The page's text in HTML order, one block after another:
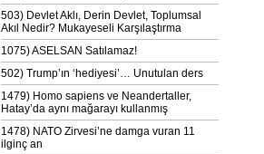
503) Devlet Aklı, Derin Devlet, Toplumsal
Akıl Nedir? Mukayeseli Karşılaştırma
1075) ASELSAN Satılamaz!
502) Trump’ın ‘hediyesi’… Unutulan ders
1479) Homo sapiens ve Neandertaller,
Hatay’da aynı mağarayı kullanmış
1478) NATO Zirvesi’ne damga vuran 11
ilginç an